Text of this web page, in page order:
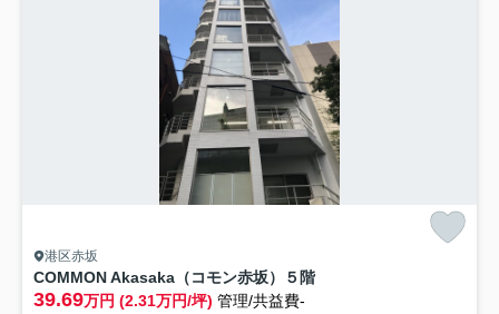
港区赤坂
COMMON Akasaka（コモン赤坂） ５階
39.69万円 (2.31万円/坪) 管理/共益費-